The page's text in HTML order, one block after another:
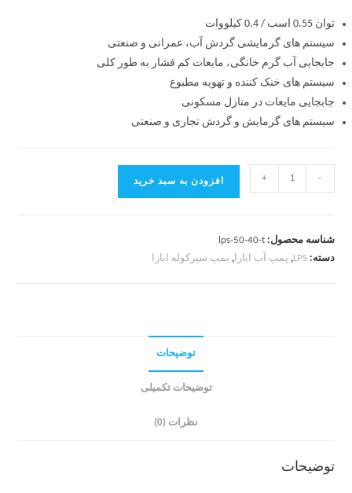
توان 0.55 اسب / 0.4 کیلووات
سیستم های گرمایشی گردش آب، عمرانی و صنعتی
جابجایی آب گرم خانگی، مایعات کم فشار به طور کلی
سیستم های خنک کننده و تهویه مطبوع
جابجایی مایعات در منازل مسکونی
سیستم های گرمایش و گردش تجاری و صنعتی
-
+ افزودن به سبد خرید
شناسه محصول:lps-50-40-t
دسته:LPS
, پمپ آب ابارا, پمپ سیرکوله ابارا
توضیحات
توضیحات تکمیلی
نظرات (0)
توضیحات